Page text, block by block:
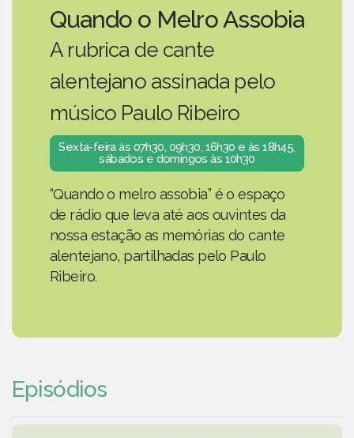
Quando o Melro Assobia
A rubrica de cante
alentejano assinada pelo
músico Paulo Ribeiro
Sexta-feira às 07h30, 09h30, 16h30 e às 18h45,
sábados e domingos às 10h30
“Quando o melro assobia” é o espaço
de rádio que leva até aos ouvintes da
nossa estação as memórias do cante
alentejano, partilhadas pelo Paulo
Ribeiro.
Episódios